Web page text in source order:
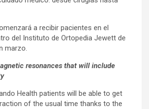
a recibir pacientes en el
del Instituto de Ortopedia Jewett de
marzo.
resonances that will include
Health patients will be able to get
of the usual time thanks to the